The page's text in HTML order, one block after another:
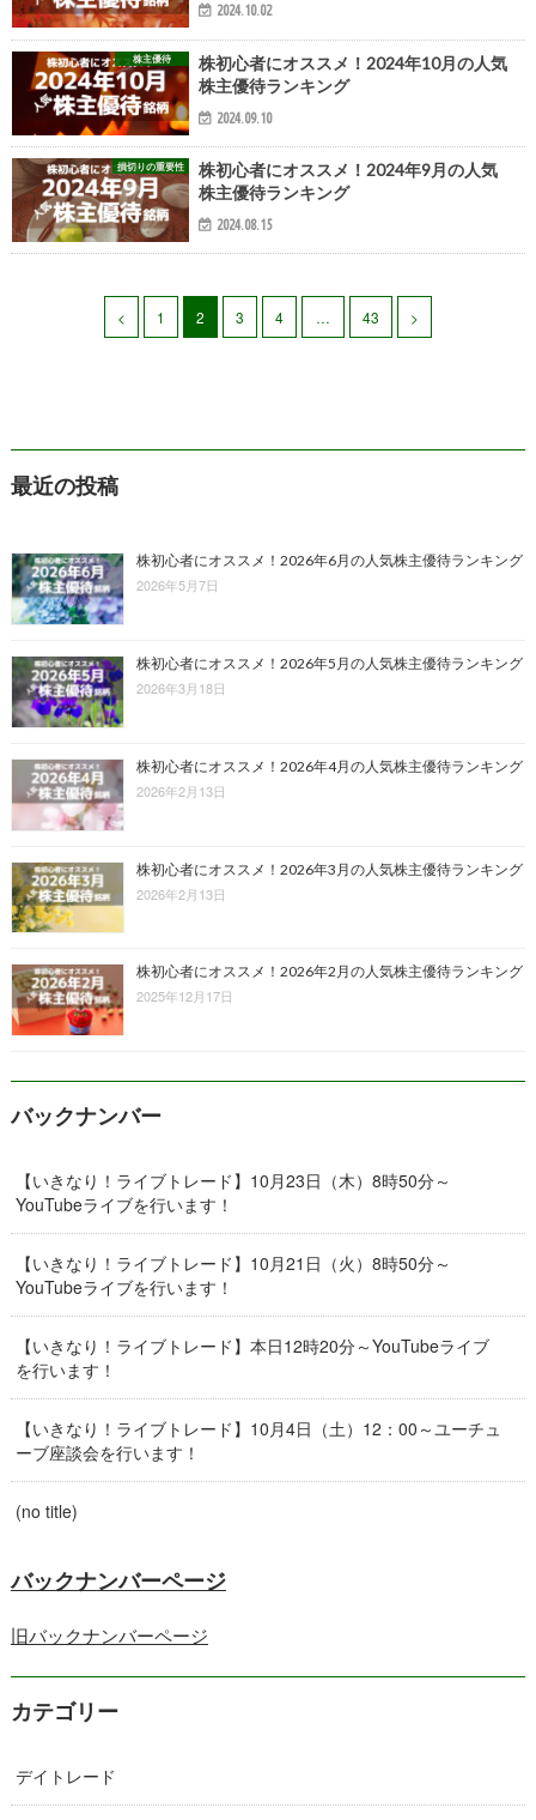
2024.10.02
株主優待
株初心者にオススメ！2024年10月の人気
株主優待ランキング
2024.09.10
損切りの重要性
株初心者にオススメ！2024年9月の人気
株主優待ランキング
2024.08.15
< 1 2 3 4 … 43 >
最近の投稿
株初心者にオススメ！2026年6月の人気株主優待ランキング
2026年5月7日
株初心者にオススメ！2026年5月の人気株主優待ランキング
2026年3月18日
株初心者にオススメ！2026年4月の人気株主優待ランキング
2026年2月13日
株初心者にオススメ！2026年3月の人気株主優待ランキング
2026年2月13日
株初心者にオススメ！2026年2月の人気株主優待ランキング
2025年12月17日
バックナンバー
【いきなり！ライブトレード】10月23日（木）8時50分～
YouTubeライブを行います！
【いきなり！ライブトレード】10月21日（火）8時50分～
YouTubeライブを行います！
【いきなり！ライブトレード】本日12時20分～YouTubeライブ
を行います！
【いきなり！ライブトレード】10月4日（土）12：00～ユーチュ
ーブ座談会を行います！
(no title)
バックナンバーページ
旧バックナンバーページ
カテゴリー
デイトレード